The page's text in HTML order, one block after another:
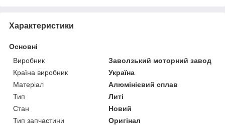
Характеристики
Основні
Виробник
Заволзький моторний завод
Країна виробник
Україна
Матеріал
Алюмінієвий сплав
Тип
Литі
Стан
Новий
Тип запчастини
Оригінал